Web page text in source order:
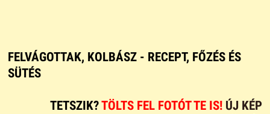
FELVÁGOTTAK, KOLBÁSZ - RECEPT, FŐZÉS ÉS
SÜTÉS
TETSZIK?TÖLTS FEL FOTÓT TE IS! ÚJ KÉP